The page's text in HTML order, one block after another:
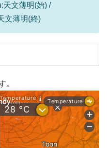
天文薄明(始) /
文薄明(終)
。